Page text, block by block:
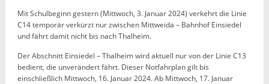
Mit Schulbeginn gestern (Mittwoch, 3. Januar 2024) verkehrt die Linie
C14 temporär verkürzt nur zwischen Mittweida – Bahnhof Einsiedel
und fährt damit nicht bis nach Thalheim.
Der Abschnitt Einsiedel – Thalheim wird aktuell nur von der Linie C13
bedient, die unverändert fährt. Dieser Notfahrplan gilt bis
einschließlich Mittwoch, 16. Januar 2024. Ab Mittwoch, 17. Januar